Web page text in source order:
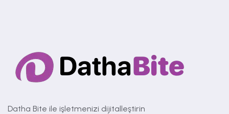
Datha Bite ile işletmenizi dijitalleştirin